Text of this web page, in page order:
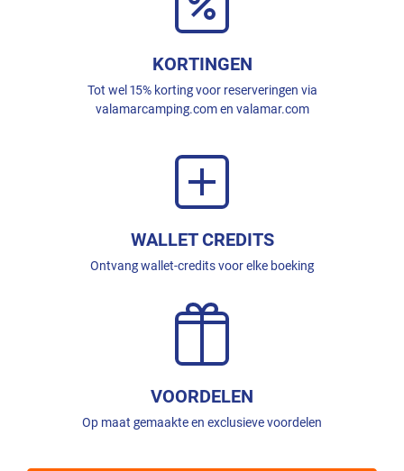
KORTINGEN
Tot wel 15% korting voor reserveringen via
valamarcamping.com en valamar.com
WALLET CREDITS
Ontvang wallet-credits voor elke boeking
VOORDELEN
Op maat gemaakte en exclusieve voordelen